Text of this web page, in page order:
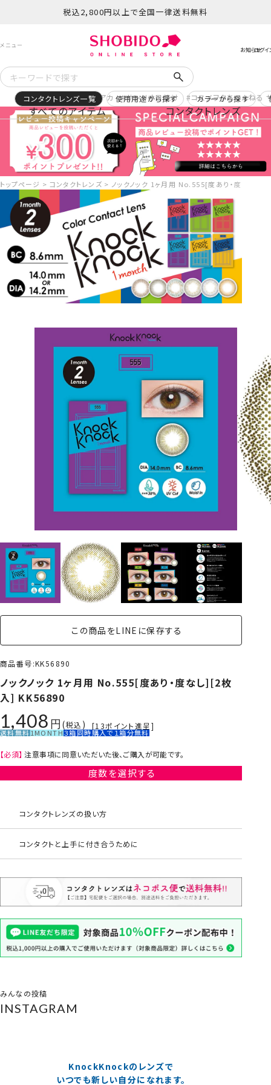
税込2,800円以上で全国一律送料無料
予約 再入荷 ヒロアカ サンリオ日焼け コスメヲタちゃんねる
すべてのアイテム コンタクトレンズ
コンタクトレンズ一覧 使用用途から探す カラーから探す
トップページ コンタクトレンズ ノックノック 1ヶ月用 No.555[度あり・度なし
この商品をLINEに保存する
商品番号 KK56890
ノックノック 1ヶ月用 No.555[度あり・度なし][2枚
入] KK56890
1,408 税込 [13ポイント進呈]
送料無料1MONTH３箱同時購入で１箱分無料
【必須】 注意事項に同意いただいた後、ご購入が可能です。
度数を選択する
コンタクトレンズの扱い方
コンタクトと上手に付き合うために
みんなの投稿
INSTAGRAM
KnockKnockのレンズで
いつでも新しい自分になれます。